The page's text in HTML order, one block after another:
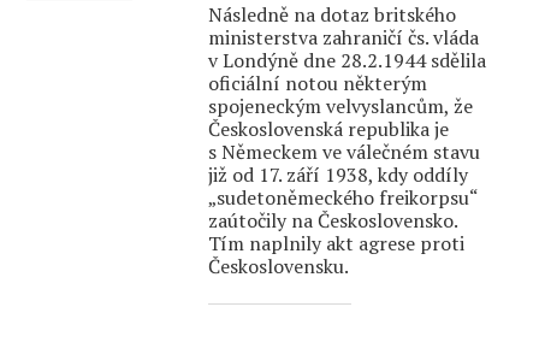
Následně na dotaz britského
ministerstva zahraničí čs. vláda
v Londýně dne 28.2.1944 sdělila
oficiální notou některým
spojeneckým velvyslancům, že
Československá republika je
s Německem ve válečném stavu
již od 17. září 1938, kdy oddíly
„sudetoněmeckého freikorpsu“
zaútočily na Československo.
Tím naplnily akt agrese proti
Československu.